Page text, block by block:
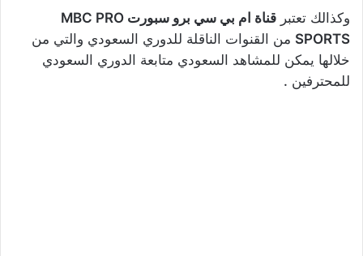
وكذالك تعتبر
قناة ام بي سي برو سبورت MBC PRO
SPORTS من القنوات الناقلة للدوري السعودي والتي من
خلالها يمكن للمشاهد السعودي متابعة الدوري السعودي
للمحترفين .